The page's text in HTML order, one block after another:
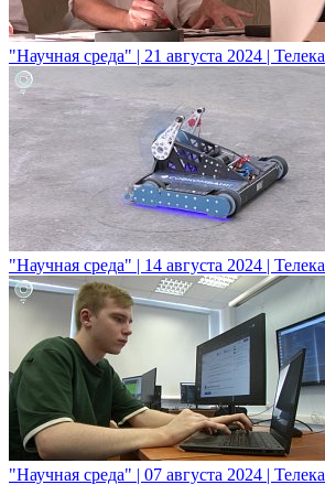
"Научная среда" | 21 августа 2024 |
"Научная среда" | 14 августа 2024 |
"Научная среда" | 07 августа 2024 |